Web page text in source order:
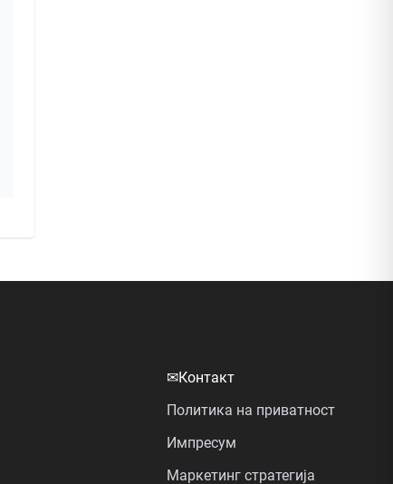
✉Контакт
Политика на приватност
Импресум
Маркетинг стратегија